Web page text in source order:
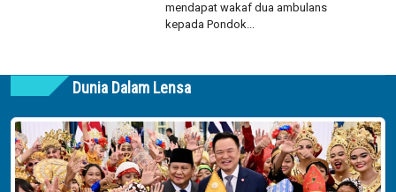
mendapat wakaf dua ambulans
kepada Pondok...
Dunia Dalam Lensa